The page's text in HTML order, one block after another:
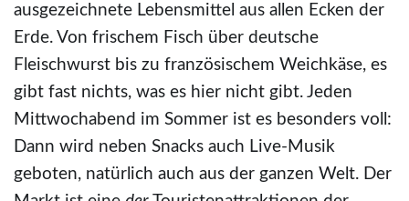
ausgezeichnete Lebensmittel aus allen Ecken der
Erde. Von frischem Fisch über deutsche
Fleischwurst bis zu französischem Weichkäse, es
gibt fast nichts, was es hier nicht gibt. Jeden
Mittwochabend im Sommer ist es besonders voll:
Dann wird neben Snacks auch Live-Musik
geboten, natürlich auch aus der ganzen Welt. Der